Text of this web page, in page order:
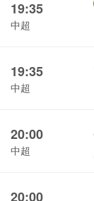
19:35
中超
19:35
中超
20:00
中超
20:00